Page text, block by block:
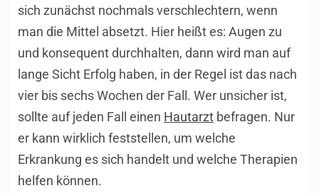
sich zunächst nochmals verschlechtern, wenn
man die Mittel absetzt. Hier heißt es: Augen zu
und konsequent durchhalten, dann wird man auf
lange Sicht Erfolg haben, in der Regel ist das nach
vier bis sechs Wochen der Fall. Wer unsicher ist,
sollte auf jeden Fall einen Hautarzt befragen. Nur
er kann wirklich feststellen, um welche
Erkrankung es sich handelt und welche Therapien
helfen können.